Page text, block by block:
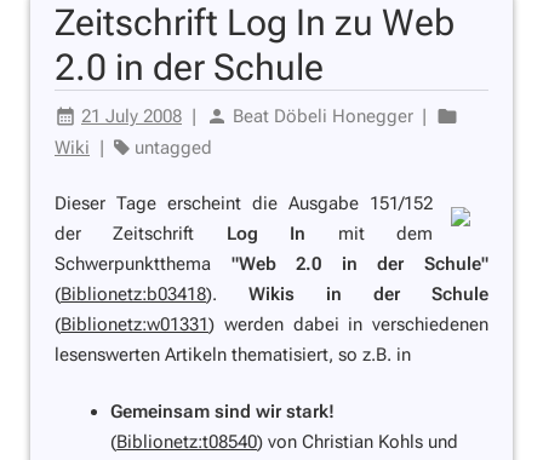
Zeitschrift Log In zu Web
2.0 in der Schule
21 July 2008 | Beat Döbeli Honegger |
Wiki | untagged
Dieser Tage erscheint die Ausgabe 151/152
der Zeitschrift Log In mit dem
Schwerpunktthema "Web 2.0 in der Schule"
(Biblionetz:b03418). Wikis in der Schule
(Biblionetz:w01331) werden dabei in verschiedenen
lesenswerten Artikeln thematisiert, so z.B. in
Gemeinsam sind wir stark!
(Biblionetz:t08540) von Christian Kohls und